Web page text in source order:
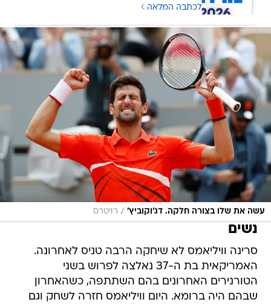
לכתבה המלאה
עשה את שלו בצורה חלקה. דג'וקוביץ' / רויטרס
נשים
סרינה וויליאמס לא שיחקה הרבה טניס לאחרונה.
האמריקאית בת ה-37 נאלצה לפרוש בשני
הטורנירים האחרונים בהם השתתפה, כשהאחרון
שבהם היה ברומא. היום וויליאמס חזרה לשחק וגם